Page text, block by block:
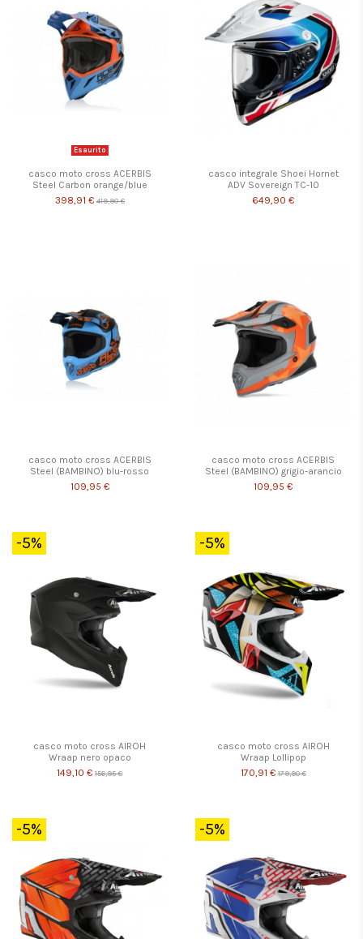
Esaurito
casco moto cross ACERBIS
Steel Carbon orange/blue
398,91 € 419,90 €
casco integrale Shoei Hornet
ADV Sovereign TC-10
649,90 €
casco moto cross ACERBIS
Steel (BAMBINO) blu-rosso
109,95 €
casco moto cross ACERBIS
Steel (BAMBINO) grigio-arancio
109,95 €
-5%
casco moto cross AIROH
Wraap nero opaco
149,10 € 156,95 €
-5%
casco moto cross AIROH
Wraap Lollipop
170,91 € 179,90 €
-5% -5%